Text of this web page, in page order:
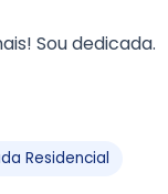
Sou dedicada.
Residencial